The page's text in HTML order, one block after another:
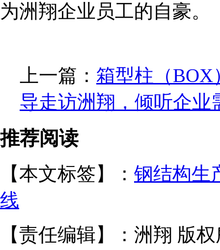
为洲翔企业员工的自豪。
上一篇： 箱型柱（BOX
导走访洲翔，倾听企业
推荐阅读
【本文标签】： 钢结构生
线
【责任编辑】：洲翔 版